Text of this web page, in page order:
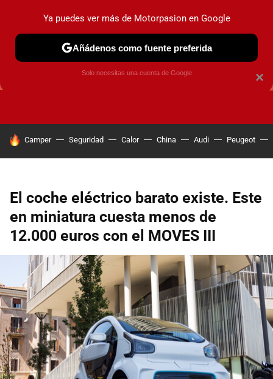
GUÍAS DE COMPRA OFERTAS DE COCHES CONSEJOS
HOY SE HABLA DE
Camper Seguridad Calor China Audi Peugeot
El coche eléctrico barato existe. Este
en miniatura cuesta menos de
12.000 euros con el MOVES III
×
Ya puedes ver más de Motorpasion en Google
Añádenos como fuente preferida
Solo necesitas una cuenta de Google